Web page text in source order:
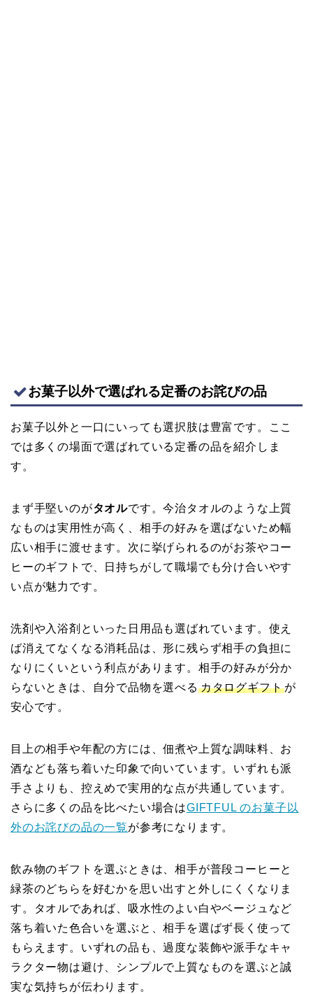
お菓子以外で選ばれる定番のお詫びの品
お菓子以外と一口にいっても選択肢は豊富です。ここ
では多くの場面で選ばれている定番の品を紹介しま
す。
まず手堅いのがタオルです。今治タオルのような上質
なものは実用性が高く、相手の好みを選ばないため幅
広い相手に渡せます。次に挙げられるのがお茶やコー
ヒーのギフトで、日持ちがして職場でも分け合いやす
い点が魅力です。
洗剤や入浴剤といった日用品も選ばれています。使え
ば消えてなくなる消耗品は、形に残らず相手の負担に
なりにくいという利点があります。相手の好みが分か
らないときは、自分で品物を選べる カタログギフト が
安心です。
目上の相手や年配の方には、佃煮や上質な調味料、お
酒なども落ち着いた印象で向いています。いずれも派
手さよりも、控えめで実用的な点が共通しています。
さらに多くの品を比べたい場合はGIFTFUL のお菓子以
外のお詫びの品の一覧が参考になります。
飲み物のギフトを選ぶときは、相手が普段コーヒーと
緑茶のどちらを好むかを思い出すと外しにくくなりま
す。タオルであれば、吸水性のよい白やベージュなど
落ち着いた色合いを選ぶと、相手を選ばず長く使って
もらえます。いずれの品も、過度な装飾や派手なキャ
ラクター物は避け、シンプルで上質なものを選ぶと誠
実な気持ちが伝わります。